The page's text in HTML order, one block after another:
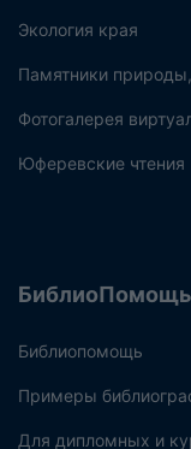
Экология края
Памятники
Фотогалерея
Юферевские чтения
БиблиоПомощь
Библиопомощь
Примеры
Для дипломных и